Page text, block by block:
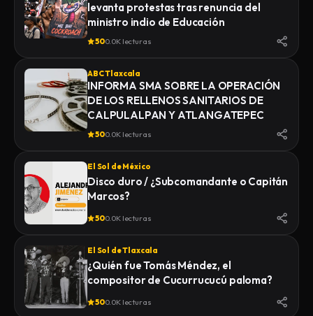
levanta protestas tras renuncia del
ministro indio de Educación
500.0K lecturas
ABC Tlaxcala
INFORMA SMA SOBRE LA OPERACIÓN
DE LOS RELLENOS SANITARIOS DE
CALPULALPAN Y ATLANGATEPEC
500.0K lecturas
El Sol de México
Disco duro / ¿Subcomandante o Capitán
Marcos?
500.0K lecturas
El Sol de Tlaxcala
¿Quién fue Tomás Méndez, el
compositor de Cucurrucucú paloma?
500.0K lecturas